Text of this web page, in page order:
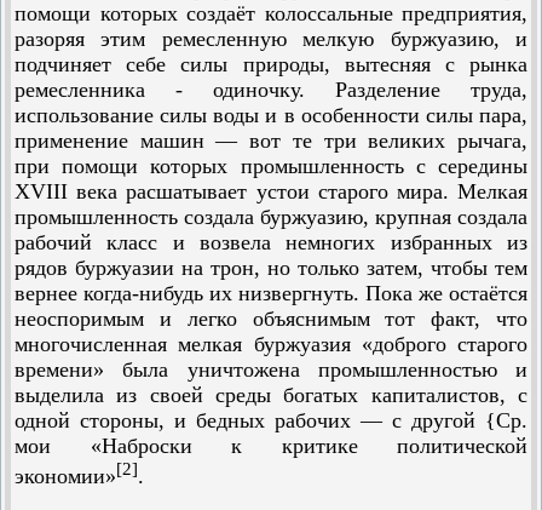
помощи которых создаёт колоссальные предприятия,
разоряя этим ремесленную мелкую буржуазию, и
подчиняет себе силы природы, вытесняя с рынка
ремесленника - одиночку. Разделение труда,
использование силы воды и в особенности силы пара,
применение машин — вот те три великих рычага,
при помощи которых промышленность с середины
XVIII века расшатывает устои старого мира. Мелкая
промышленность создала буржуазию, крупная создала
рабочий класс и возвела немногих избранных из
рядов буржуазии на трон, но только затем, чтобы тем
вернее когда-нибудь их низвергнуть. Пока же остаётся
неоспоримым и легко объяснимым тот факт, что
многочисленная мелкая буржуазия «доброго старого
времени» была уничтожена промышленностью и
выделила из своей среды богатых капиталистов, с
одной стороны, и бедных рабочих — с другой {Ср.
мои «Наброски к критике политической
экономии»[2].